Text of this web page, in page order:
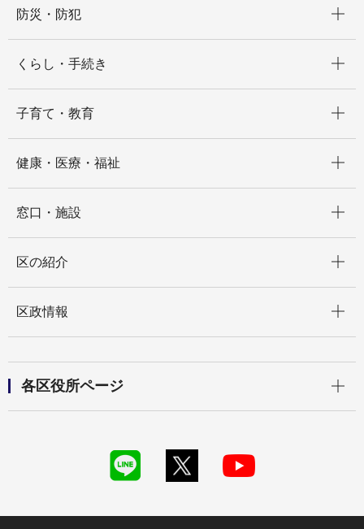
防災・防犯
くらし・手続き
子育て・教育
健康・医療・福祉
窓口・施設
区の紹介
区政情報
各区役所ページ